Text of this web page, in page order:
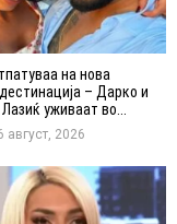
на нова
– Дарко и
уживаат во...
август, 2026